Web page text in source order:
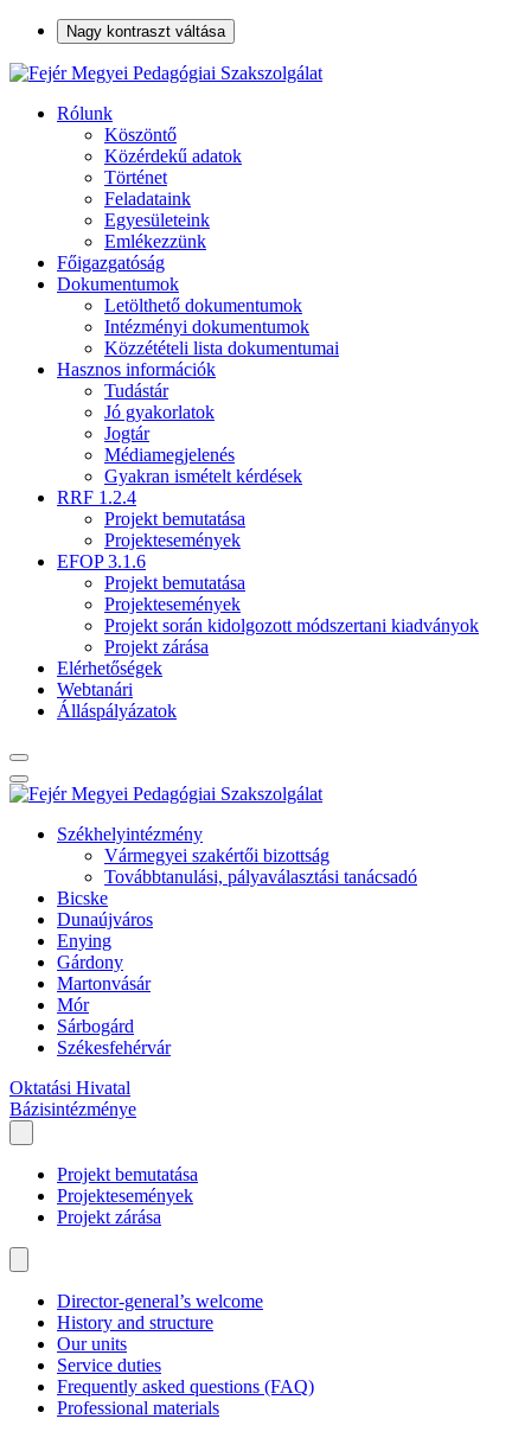
Nagy kontraszt váltása
Rólunk
Köszöntő
Közérdekű adatok
Történet
Feladataink
Egyesületeink
Emlékezzünk
Főigazgatóság
Dokumentumok
Letölthető dokumentumok
Intézményi dokumentumok
Közzétételi lista dokumentumai
Hasznos információk
Tudástár
Jó gyakorlatok
Jogtár
Médiamegjelenés
Gyakran ismételt kérdések
RRF 1.2.4
Projekt bemutatása
Projektesemények
EFOP 3.1.6
Projekt bemutatása
Projektesemények
Projekt során kidolgozott módszertani kiadványok
Projekt zárása
Elérhetőségek
Webtanári
Álláspályázatok
Székhelyintézmény
Vármegyei szakértői bizottság
Továbbtanulási, pályaválasztási tanácsadó
Bicske
Dunaújváros
Enying
Gárdony
Martonvásár
Mór
Sárbogárd
Székesfehérvár
Oktatási Hivatal
Bázisintézménye
Projekt bemutatása
Projektesemények
Projekt zárása
Director-general’s welcome
History and structure
Our units
Service duties
Frequently asked questions (FAQ)
Professional materials